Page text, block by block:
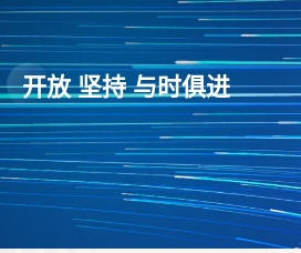
开放 坚持 与时俱进